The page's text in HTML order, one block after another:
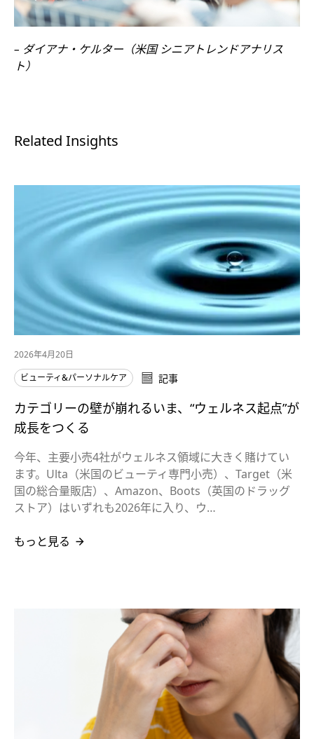
– ダイアナ・ケルター（米国 シニアトレンドアナリス
ト）
Related Insights
2026年4月20日
ビューティ&パーソナルケア
記事
カテゴリーの壁が崩れるいま、“ウェルネス起点”が
成長をつくる
今年、主要小売4社がウェルネス領域に大きく賭けてい
ます。Ulta（米国のビューティ専門小売）、Target（米
国の総合量販店）、Amazon、Boots（英国のドラッグ
ストア）はいずれも2026年に入り、ウ…
もっと見る